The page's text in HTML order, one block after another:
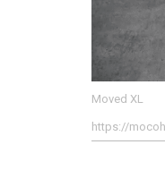
Moved XL
https://